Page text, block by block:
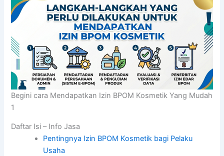
Begini cara Mendapatkan Izin BPOM Kosmetik Yang Mudah
1
Daftar Isi – Info Jasa
Pentingnya Izin BPOM Kosmetik bagi Pelaku
Usaha